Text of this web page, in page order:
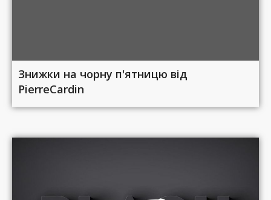
Знижки на чорну п'ятницю від
PierreCardin